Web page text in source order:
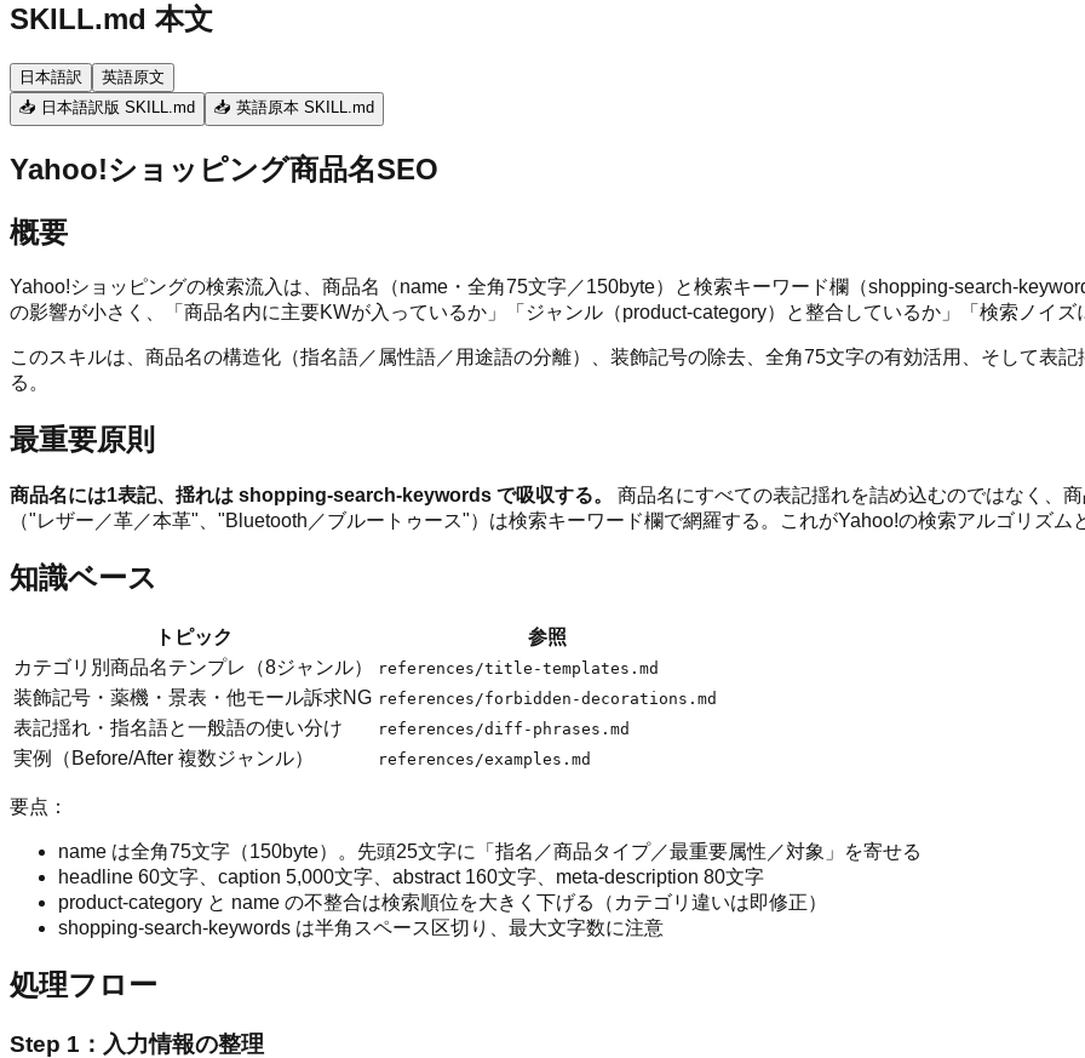
SKILL.md 本文
日本語訳
英語原文
📥 日本語訳版 SKILL.md
📥 英語原本 SKILL.md
Yahoo!ショッピング商品名SEO
概要
Yahoo!ショッピングの検索流入は、商品名（name・全角75文字／150byte）と検索キーワード欄（shopping-search-
の影響が小さく、「商品名内に主要KWが入っているか」「ジャンル（product-category）と整合しているか」「検索ノイ
このスキルは、商品名の構造化（指名語／属性語／用途語の分離）、装飾記号の除去、全角75文字の有効活用、そして表
る。
最重要原則
商品名には1表記、揺れは shopping-search-keywords で吸収する。
商品名にすべての表記揺れを詰め込むのではなく、
（"レザー／革／本革"、"Bluetooth／ブルートゥース"）は検索キーワード欄で網羅する。これがYahoo!の検索アルゴリズム
知識ベース
トピック
参照
カテゴリ別商品名テンプレ（8ジャンル）
references/title-templates.md
装飾記号・薬機・景表・他モール訴求NG references/forbidden-decorations.md
表記揺れ・指名語と一般語の使い分け references/diff-phrases.md
実例（Before/After 複数ジャンル） references/examples.md
要点：
name は全角75文字（150byte）。先頭25文字に「指名／商品タイプ／最重要属性／対象」を寄せる
headline 60文字、caption 5,000文字、abstract 160文字、meta-description 80文字
product-category と name の不整合は検索順位を大きく下げる（カテゴリ違いは即修正）
shopping-search-keywords は半角スペース区切り、最大文字数に注意
処理フロー
Step 1：入力情報の整理